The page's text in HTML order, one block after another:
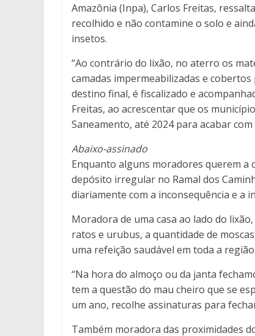
Amazônia (Inpa), Carlos Freitas,
recolhido e não contamine o solo e
insetos.
“Ao contrário do lixão, no aterro os
camadas impermeabilizadas e
destino final, é fiscalizado e
Freitas, ao acrescentar que os
Saneamento, até 2024 para acabar
Abaixo-assinado
Enquanto alguns moradores querem a
depósito irregular no Ramal dos
diariamente com a inconsequência e a
Moradora de uma casa ao lado do
ratos e urubus, a quantidade de
uma refeição saudável em toda a região.
“Na hora do almoço ou da janta
tem a questão do mau cheiro que se
um ano, recolhe assinaturas para
Também moradora das proximidades